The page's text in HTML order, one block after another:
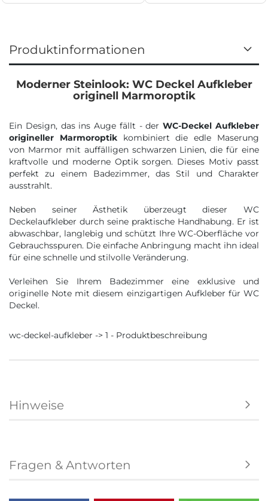
Produktinformationen
Moderner Steinlook: WC Deckel Aufkleber
originell Marmoroptik
Ein Design, das ins Auge fällt - derWC-Deckel Aufkleber
origineller Marmoroptikkombiniert die edle Maserung
von Marmor mit auffälligen schwarzen Linien, die für eine
kraftvolle und moderne Optik sorgen. Dieses Motiv passt
perfekt zu einem Badezimmer, das Stil und Charakter
ausstrahlt.
Neben seiner Ästhetik überzeugt dieser WC
Deckelaufkleber durch seine praktische Handhabung. Er ist
abwaschbar, langlebig und schützt Ihre WC-Oberfläche vor
Gebrauchsspuren. Die einfache Anbringung macht ihn ideal
für eine schnelle und stilvolle Veränderung.
Verleihen Sie Ihrem Badezimmer eine exklusive und
originelle Note mit diesem einzigartigen Aufkleber für WC
Deckel.
wc-deckel-aufkleber -> 1 - Produktbeschreibung
Hinweise
Fragen & Antworten